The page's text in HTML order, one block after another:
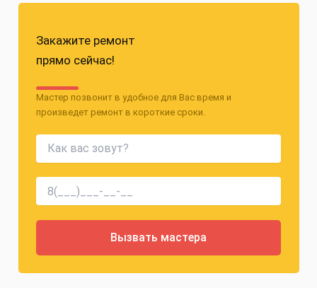
Закажите ремонт
прямо сейчас!
Мастер позвонит в удобное для Вас время и
произведет ремонт в короткие сроки.